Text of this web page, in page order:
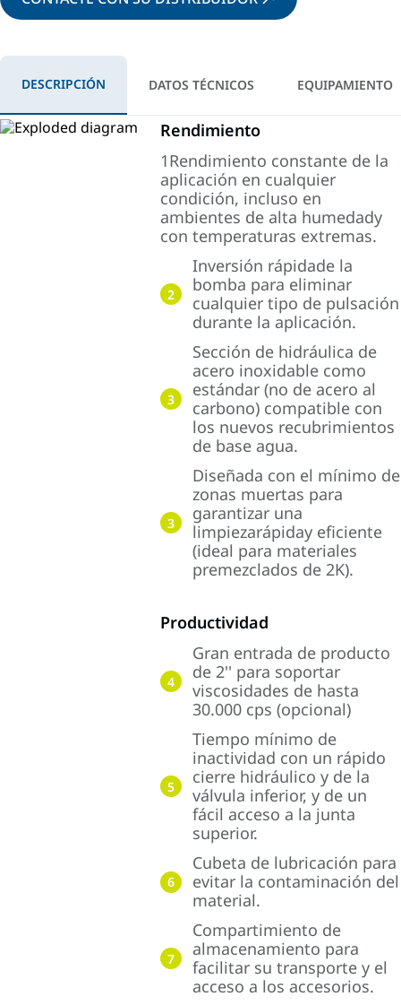
DESCRIPCIÓN DATOS TÉCNICOS EQUIPAMIENTO
Rendimiento
1Rendimiento constante de la
aplicación en cualquier
condición, incluso en
ambientes de alta humedady
con temperaturas extremas.
2
Inversión rápidade la
bomba para eliminar
cualquier tipo de pulsación
durante la aplicación.
3
Sección de hidráulica de
acero inoxidable como
estándar (no de acero al
carbono) compatible con
los nuevos recubrimientos
de base agua.
3
Diseñada con el mínimo de
zonas muertas para
garantizar una
limpiezarápiday eficiente
(ideal para materiales
premezclados de 2K).
Productividad
4
Gran entrada de producto
de 2'' para soportar
viscosidades de hasta
30.000 cps (opcional)
5
Tiempo mínimo de
inactividad con un rápido
cierre hidráulico y de la
válvula inferior, y de un
fácil acceso a la junta
superior.
6
Cubeta de lubricación para
evitar la contaminación del
material.
7
Compartimiento de
almacenamiento para
facilitar su transporte y el
acceso a los accesorios.